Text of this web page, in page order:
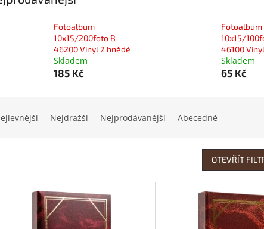
Fotoalbum
10x15/200foto B-
46200 Vinyl 2 hnědé
Skladem
185 Kč
Fotoalbum
10x15/
46100
Skladem
65 Kč
Nejdražší Nejprodávanější Abecedně
OTEVŘÍT